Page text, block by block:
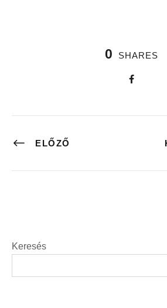
0 SHARES
ELŐZŐ
Keresés